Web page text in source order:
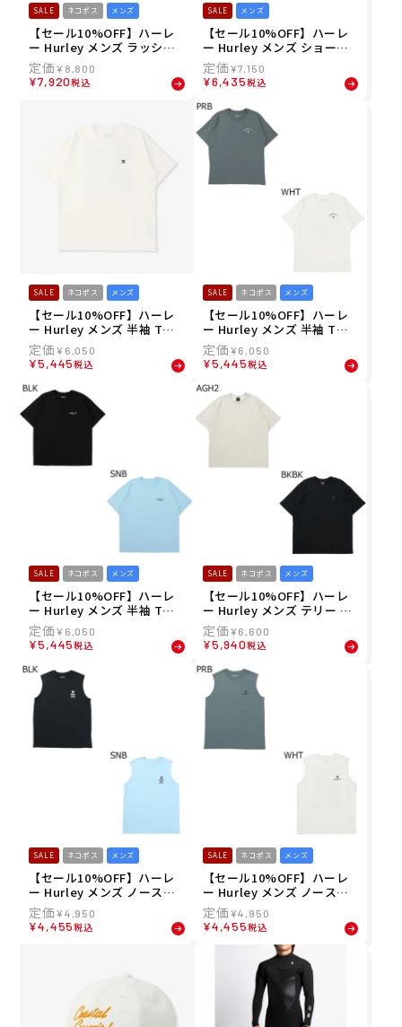
SALE ネコポス メンズ
【セール10%OFF】ハーレ
ー Hurley メンズ ラッシュ
ガード PHANTOM ラッシュ
ブロックパーティ コンプレ
ッション フーデッド ロング
¥ 8,800
¥7,920税込
SALE メンズ
【セール10%OFF】ハーレ
ー Hurley メンズ ショート
パンツ ハーフパンツ テリー
トライバル ブロックパーテ
ィ ショーツ MCWS251067 2
6SU
¥7,150
¥6,435税込
SALE ネコポス メンズ
【セール10%OFF】ハーレ
ー Hurley メンズ 半袖 Tシ
ャツ カモ スクエアロゴ オー
バーサイズ ショートスリー
ブ Tシャツ MCSS261022 26
SU
¥ 6,050
¥5,445税込
SALE ネコポス メンズ
【セール10%OFF】ハーレ
ー Hurley メンズ 半袖 Tシ
ャツ ウィーリー オーバーサ
イズ ショートスリーブ Tシ
ャツ MCSS261021 26SU
¥6,050
¥5,445税込
SALE ネコポス メンズ
【セール10%OFF】ハーレ
ー Hurley メンズ 半袖 Tシ
ャツ サニーキャンプ オーバ
ーサイズ ショートスリーブ
Tシャツ MCSS261020 26SU
¥ 6,050
¥5,445税込
SALE ネコポス メンズ
【セール10%OFF】ハーレ
ー Hurley メンズ テリー ト
ライバル ワンアンドオンリ
ー オーバーサイズ ショート
スリーブ Tシャツ MCSS251
066 26SU
¥6,600
¥5,940税込
SALE ネコポス メンズ
【セール10%OFF】ハーレ
ー Hurley メンズ ノースリ
ーブ アト ザ ビーチ スリー
ブレス MCSL261011 26SU
¥4,950
¥4,455税込
SALE ネコポス メンズ
【セール10%OFF】ハーレ
ー Hurley メンズ ノースリ
ーブ ハードコア スリーブレ
ス MCSL261010 26SU
¥4,950
¥4,455税込